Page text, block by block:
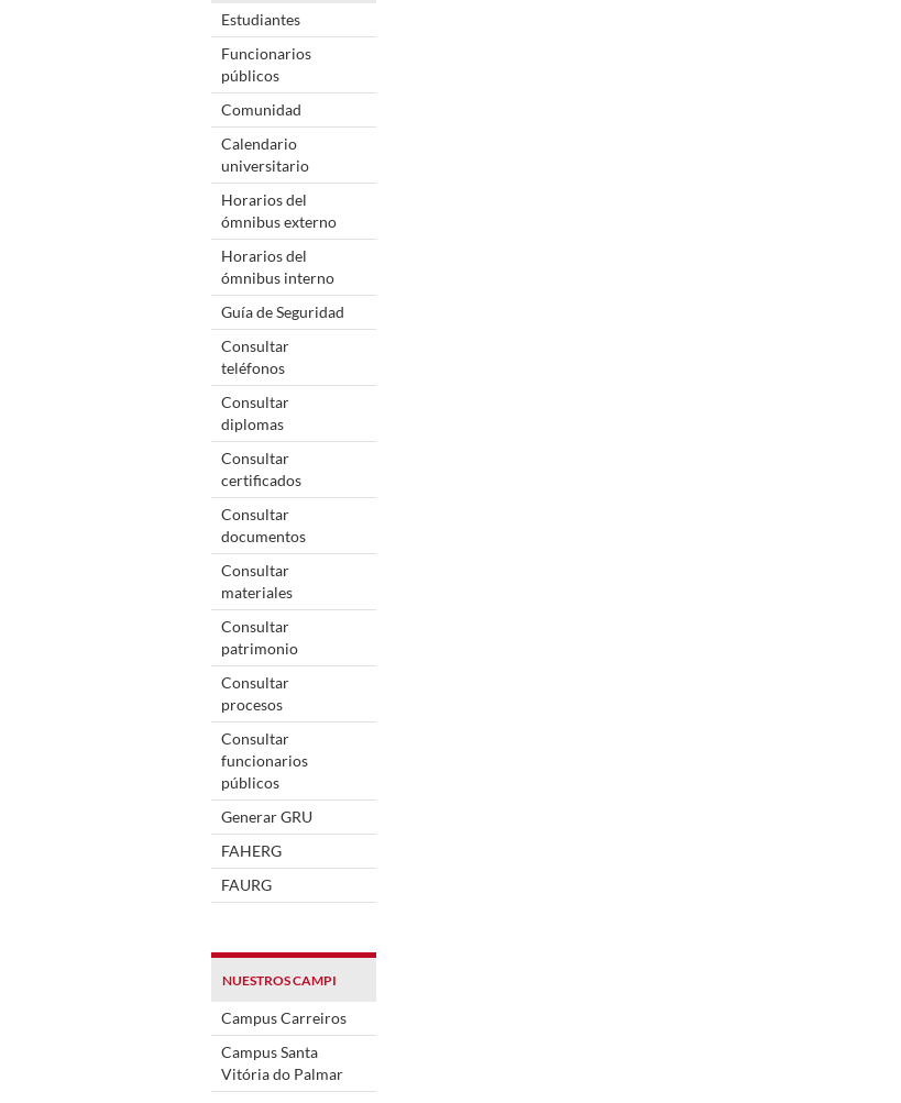
Estudiantes
Funcionarios
públicos
Comunidad
Calendario
universitario
Horarios del
ómnibus externo
Horarios del
ómnibus interno
Guía de Seguridad
Consultar
teléfonos
Consultar
diplomas
Consultar
certificados
Consultar
documentos
Consultar
materiales
Consultar
patrimonio
Consultar
procesos
Consultar
funcionarios
públicos
Generar GRU
FAHERG
FAURG
NUESTROS CAMPI
Campus Carreiros
Campus Santa
Vitória do Palmar